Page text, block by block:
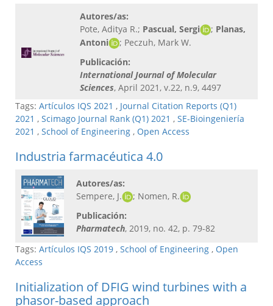
Autores/as:
Pote, Aditya R.; Pascual, Sergi ; Planas,
Antoni
; Peczuh, Mark W.
Publicación:
International Journal of Molecular
Sciences, April 2021, v.22, n.9, 4497
Tags: Artículos IQS 2021 , Journal Citation Reports (Q1)
2021 , Scimago Journal Rank (Q1) 2021 , SE-Bioingeniería
2021 , School of Engineering , Open Access
Industria farmacéutica 4.0
Autores/as:
Sempere, J.
; Nomen, R.
Publicación:
Pharmatech, 2019, no. 42, p. 79-82
Tags: Artículos IQS 2019 , School of Engineering , Open
Access
Initialization of DFIG wind turbines with a
phasor-based approach